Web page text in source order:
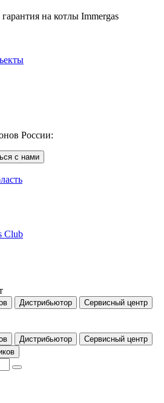
на котлы Immergas
России:
с нами
Club
Дистрибьютор Сервисный центр
Дистрибьютор
Сервисный центр